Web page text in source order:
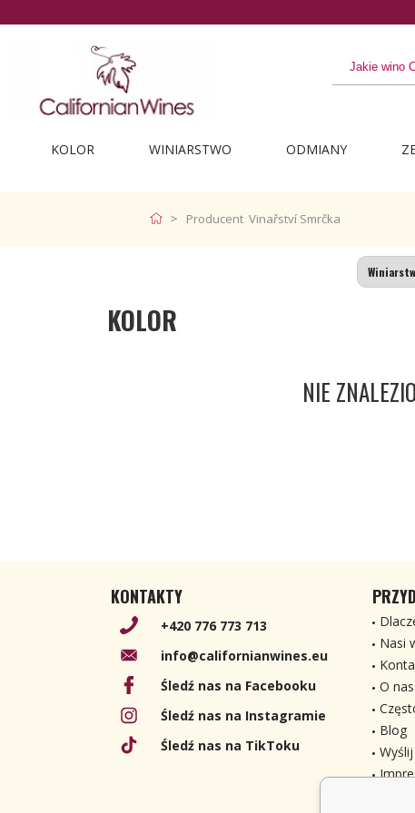
KOLOR WINIARSTWO ODMIANY
Producent Vinařství Smrčka
KOLOR
NIE
KONTAKTY
+420 776 773 713
info@californianwines.eu
Śledź nas na Facebooku
Śledź nas na Instagramie
Śledź nas na TikToku
Nasi
O nas
Blog